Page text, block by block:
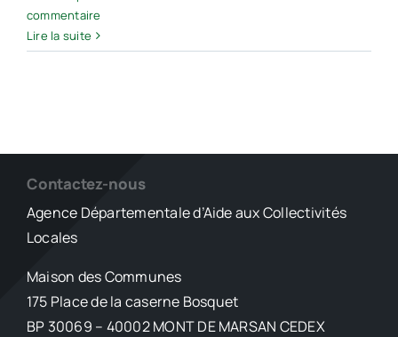
commentaire
Lire la suite
Contactez-nous
Agence Départementale d’Aide aux Collectivités
Locales
Maison des Communes
175 Place de la caserne Bosquet
BP 30069 – 40002 MONT DE MARSAN CEDEX